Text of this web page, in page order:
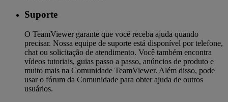
Suporte
O TeamViewer garante que você receba ajuda quando
precisar. Nossa equipe de suporte está disponível por telefone,
chat ou solicitação de atendimento. Você também encontra
vídeos tutoriais, guias passo a passo, anúncios de produto e
muito mais na Comunidade TeamViewer. Além disso, pode
usar o fórum da Comunidade para obter ajuda de outros
usuários.